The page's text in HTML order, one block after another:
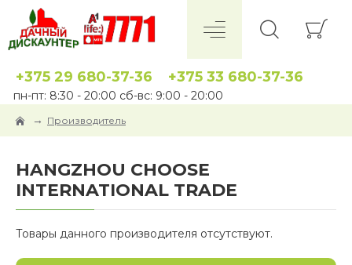
+375 29 680-37-36 +375 33 680-37-36
пн-пт: 8:30 - 20:00 сб-вс: 9:00 - 20:00
Производитель
HANGZHOU CHOOSE
INTERNATIONAL TRADE
Товары данного производителя отсутствуют.